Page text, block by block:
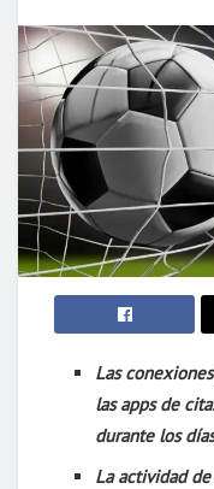
Las
las apps de
durante los
La actividad